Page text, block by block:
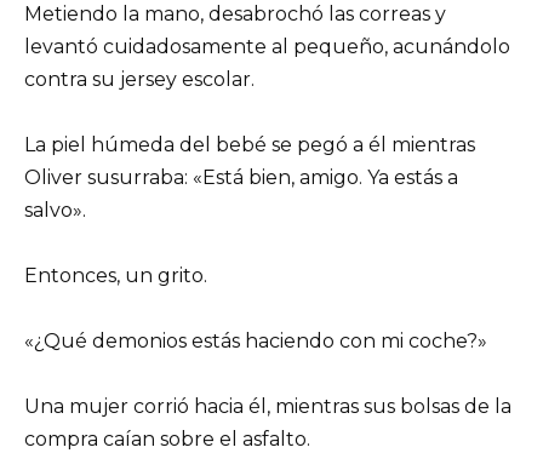
Metiendo la mano, desabrochó las correas y
levantó cuidadosamente al pequeño, acunándolo
contra su jersey escolar.
La piel húmeda del bebé se pegó a él mientras
Oliver susurraba: «Está bien, amigo. Ya estás a
salvo».
Entonces, un grito.
«¿Qué demonios estás haciendo con mi coche?»
Una mujer corrió hacia él, mientras sus bolsas de la
compra caían sobre el asfalto.